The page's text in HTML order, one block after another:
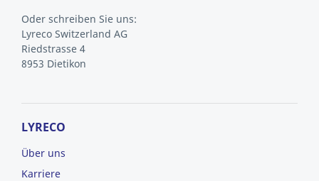
Oder schreiben Sie uns:
Lyreco Switzerland AG
Riedstrasse 4
8953 Dietikon
LYRECO
Über uns
Karriere